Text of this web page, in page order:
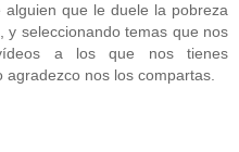
que le duele la pobreza
y seleccionando temas que nos
a los que nos tienes
nos los compartas.